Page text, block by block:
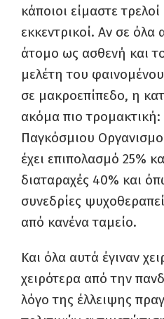
κάποιοι είμαστε τρελοί
εκκεντρικοί. Αν σε
άτομο ως ασθενή και
μελέτη του
σε μακροεπίπεδο, η
ακόμα πιο τρομακτική:
Παγκόσμιου
έχει επιπολασμό 25%
διαταραχές 40% και
συνεδρίες
από κανένα ταμείο.
Και όλα αυτά έγιναν
χειρότερα από την
λόγο της έλλειψης